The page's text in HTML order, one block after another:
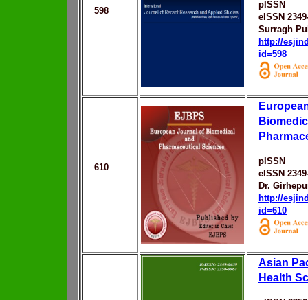
598
pISSN
eISSN
Surragh
http://
id=598
610
pISSN
eISSN
Dr.
http://
id=610
Asian
Health